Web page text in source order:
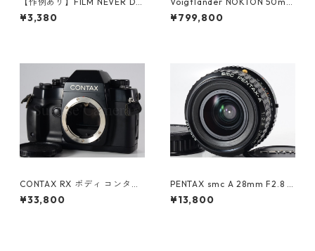
UMI 800 35ｍｍカラーネガフ
ィルム 36枚撮り (K007)
¥3,380
F1.5 L39マウント 前期 純正フ
ード付 希少 整備済 フォクトレ
¥799,800
CONTAX RX ボディ コンタッ
クス（61072）
¥33,800
PENTAX smc A 28mm F2.8 K
マウント ペンタックス (6149
0)
¥13,800